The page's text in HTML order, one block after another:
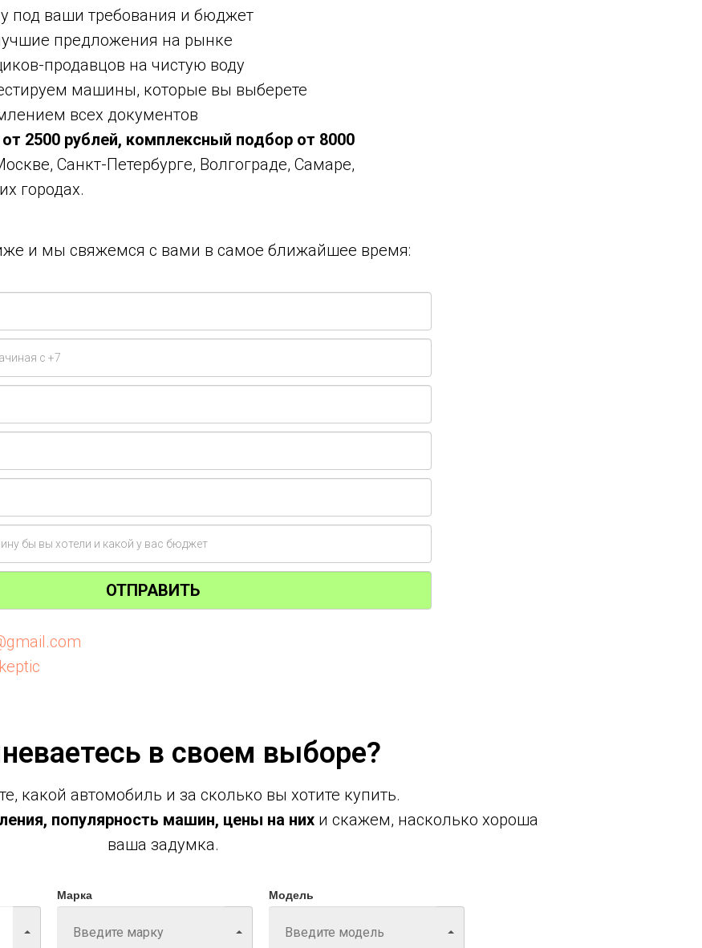
под ваши требования и бюджет
предложения на рынке
продавцов на чистую воду
машины, которые вы выберете
всех документов
2500 рублей, комплексный подбор от 8000
Санкт-Петербурге, Волгограде, Самаре,
городах.
и мы свяжемся с вами в самое ближайшее время:
ОТПРАВИТЬ
в своем выборе?
какой автомобиль и за сколько вы хотите купить.
популярность машин, цены на нихи скажем, насколько хороша
ваша задумка.
Марка Модель